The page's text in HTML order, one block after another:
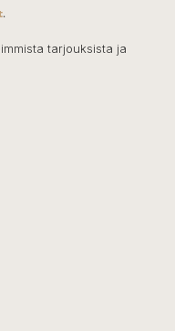
.
tarjouksista ja